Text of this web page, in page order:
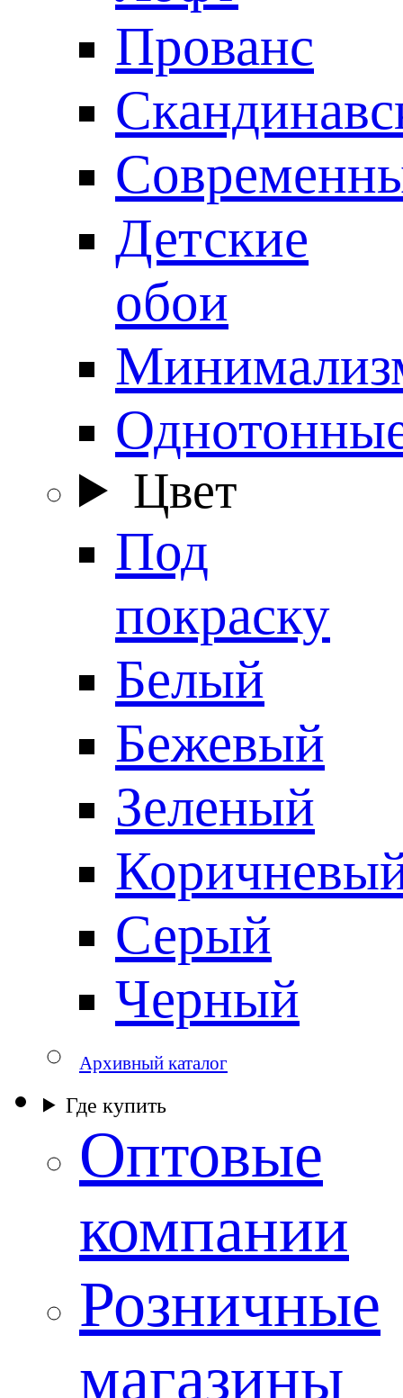
Прованс
Детские
обои
Цвет
Под
покраску
Белый
Бежевый
Зеленый
Серый
Черный
Архивный каталог
Где купить
Оптовые
компании
Розничные
магазины